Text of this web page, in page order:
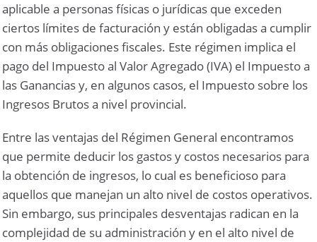
aplicable a personas físicas o jurídicas que exceden
ciertos límites de facturación y están obligadas a cumplir
con más obligaciones fiscales. Este régimen implica el
pago del Impuesto al Valor Agregado (IVA) el Impuesto a
las Ganancias y, en algunos casos, el Impuesto sobre los
Ingresos Brutos a nivel provincial.
Entre las ventajas del Régimen General encontramos
que permite deducir los gastos y costos necesarios para
la obtención de ingresos, lo cual es beneficioso para
aquellos que manejan un alto nivel de costos operativos.
Sin embargo, sus principales desventajas radican en la
complejidad de su administración y en el alto nivel de